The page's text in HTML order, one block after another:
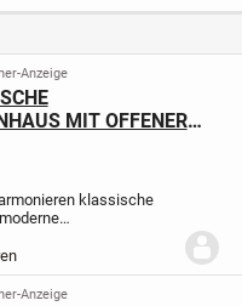
Anzeige
MIT OFFENER
klassische
auf zwei Etagen, wird
geboten. Der
Anzeige